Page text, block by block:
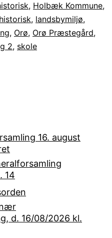
, Holbæk Kommune,
, landsbymiljø,
, Orø, Orø Præstegård,
2, skole
16. august
14
d. 16/08/2026 kl.